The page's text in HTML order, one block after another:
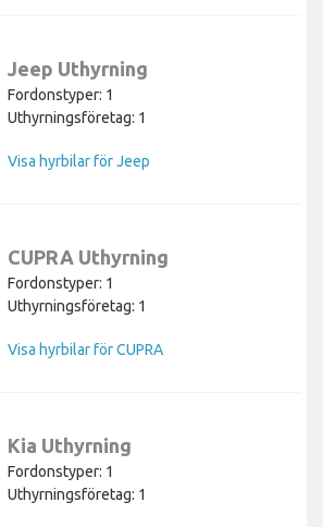
Jeep Uthyrning
Fordonstyper: 1
Uthyrningsföretag: 1
Visa hyrbilar för Jeep
CUPRA Uthyrning
Fordonstyper: 1
Uthyrningsföretag: 1
Visa hyrbilar för CUPRA
Kia Uthyrning
Fordonstyper: 1
Uthyrningsföretag: 1